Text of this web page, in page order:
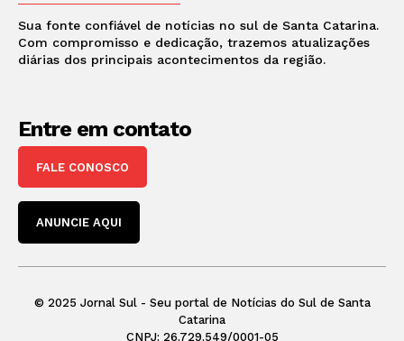
Sua fonte confiável de notícias no sul de Santa Catarina.
Com compromisso e dedicação, trazemos atualizações
diárias dos principais acontecimentos da região.
Entre em contato
FALE CONOSCO
ANUNCIE AQUI
© 2025 Jornal Sul - Seu portal de Notícias do Sul de Santa
Catarina
CNPJ: 26.729.549/0001-05